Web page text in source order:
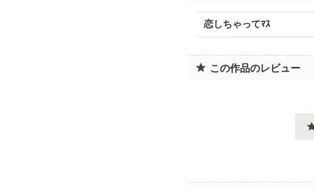
恋しちゃってﾏｽ
この作品のレビュー